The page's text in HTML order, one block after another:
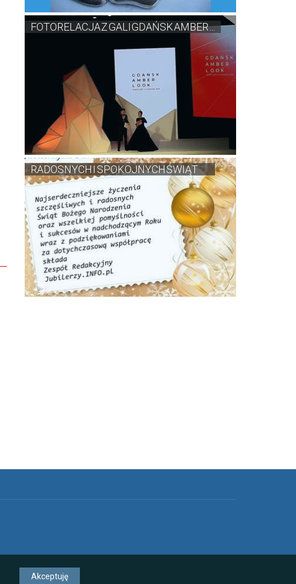
FOTORELACJA Z GALI GDAŃSK AMBER ...
RADOSNYCH I SPOKOJNYCH ŚWIĄT
Akceptuję